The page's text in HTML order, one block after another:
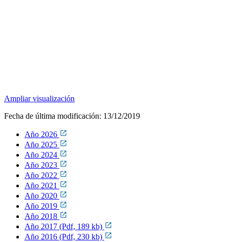
Ampliar visualización
Fecha de última modificación: 13/12/2019
Año 2026
Año 2025
Año 2024
Año 2023
Año 2022
Año 2021
Año 2020
Año 2019
Año 2018
Año 2017 (Pdf, 189 kb)
Año 2016 (Pdf, 230 kb)